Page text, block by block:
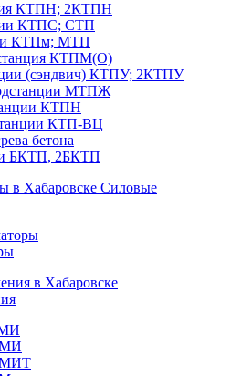
КТПН; 2КТПН
КТПС; СТП
КТПм; МТП
КТПМ(О)
(сэндвич) КТПУ; 2КТПУ
МТПЖ
КТПН
КТП-ВЦ
бетона
БКТП, 2БКТП
Силовые